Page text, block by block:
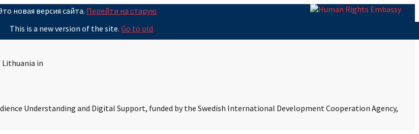
новая версия сайта. Перейти на старую
This is a new version of the site. Go to old
in
Understanding and Digital Support, funded by the Swedish International Development Cooperation Agency,